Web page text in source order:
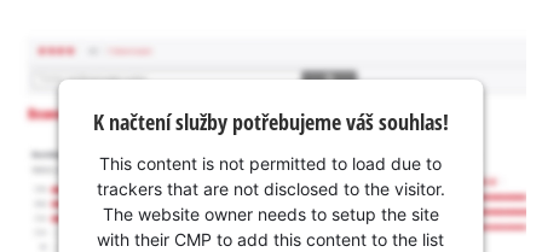
K načtení služby potřebujeme váš souhlas!
This content is not permitted to load due to
trackers that are not disclosed to the visitor.
The website owner needs to setup the site
with their CMP to add this content to the list